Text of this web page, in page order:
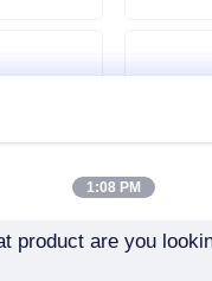
सिस्टम
एस धातु
1:08 PM
product are you